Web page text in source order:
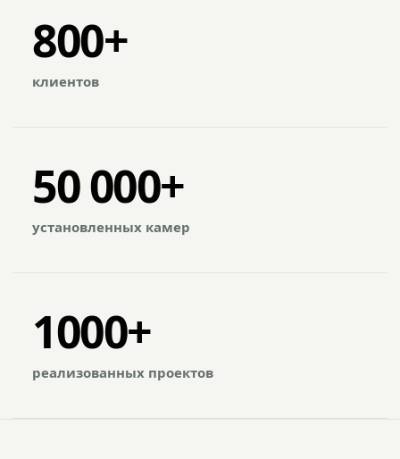
800+
клиентов
50 000+
установленных камер
1000+
реализованных проектов